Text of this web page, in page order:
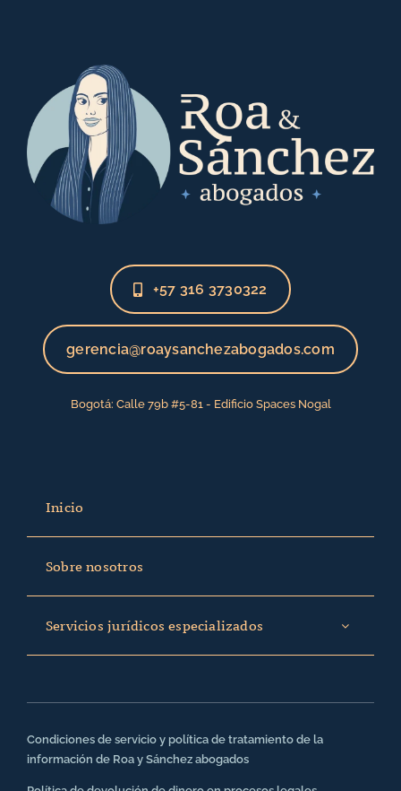
+57 316 3730322
gerencia@roaysanchezabogados.com
Bogotá: Calle 79b #5-81 - Edificio Spaces Nogal
Inicio
Sobre nosotros
Servicios jurídicos especializados
Condiciones de servicio y política de tratamiento de la
información de Roa y Sánchez abogados